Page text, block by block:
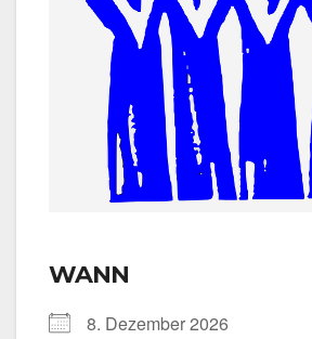
WANN
8. Dezem­ber 2026